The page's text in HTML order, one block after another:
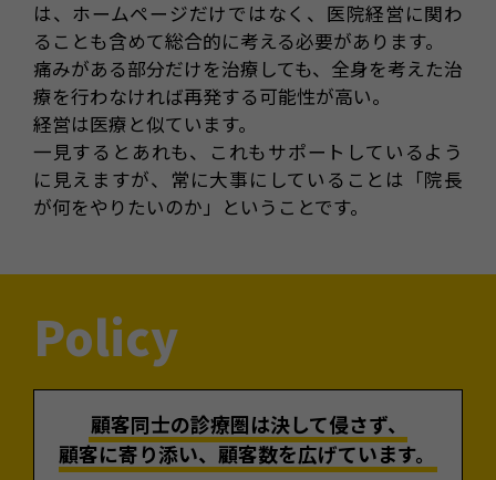
は、ホームページだけではなく、医院経営に関わ
ることも含めて総合的に考える必要があります。
痛みがある部分だけを治療しても、全身を考えた治
療を行わなければ再発する可能性が高い。
経営は医療と似ています。
一見するとあれも、これもサポートしているよう
に見えますが、常に大事にしていることは「院長
が何をやりたいのか」ということです。
Policy
顧客同士の診療圏は決して侵さず、
顧客に寄り添い、顧客数を広げています。